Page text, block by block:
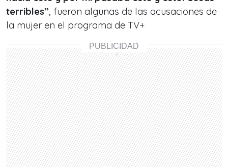
terribles”, fueron algunas de las acusaciones de
la mujer en el programa de TV+